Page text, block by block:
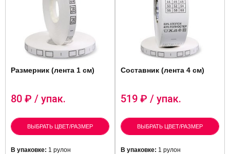
Размерник (лента 1 см)
80 ₽ / упак.
ВЫБРАТЬ ЦВЕТ/РАЗМЕР
В упаковке: 1 рулон
Составник (лента 4 см)
519 ₽ / упак.
ВЫБРАТЬ ЦВЕТ/РАЗМЕР
В упаковке: 1 рулон